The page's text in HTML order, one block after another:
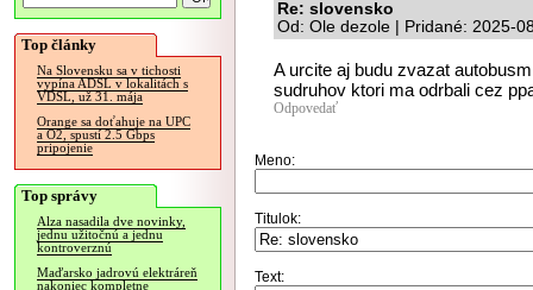
Top články
Na Slovensku sa v tichosti
vypína ADSL v lokalitách s
VDSL, už 31. mája
Orange sa doťahuje na UPC
a O2, spustí 2.5 Gbps
pripojenie
Top správy
Alza nasadila dve novinky,
jednu užitočnú a jednu
kontroverznú
Maďarsko jadrovú elektráreň
nakoniec kompletne
Re: slovensko
Od: Ole dezole | Pridané: 2025-
A urcite aj budu zvazat
sudruhov ktori ma odrbali cez
Odpovedať
Meno:
Titulok:
Text: